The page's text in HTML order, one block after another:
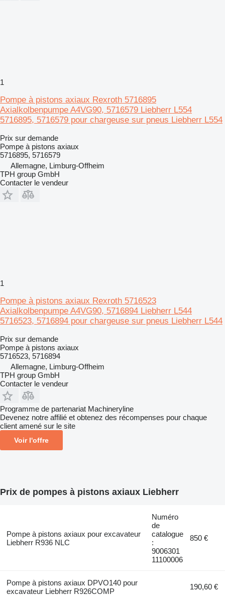
1
Pompe à pistons axiaux Rexroth 5716895
Axialkolbenpumpe A4VG90, 5716579 Liebherr L554
5716895, 5716579 pour chargeuse sur pneus Liebherr L554
Prix sur demande
Pompe à pistons axiaux
5716895, 5716579
Allemagne, Limburg-Offheim
TPH group GmbH
Contacter le vendeur
1
Pompe à pistons axiaux Rexroth 5716523
Axialkolbenpumpe A4VG90, 5716894 Liebherr L544
5716523, 5716894 pour chargeuse sur pneus Liebherr L544
Prix sur demande
Pompe à pistons axiaux
5716523, 5716894
Allemagne, Limburg-Offheim
TPH group GmbH
Contacter le vendeur
Programme de partenariat Machineryline
Devenez notre affilié et obtenez des récompenses pour chaque
client amené sur le site
Voir l'offre
Prix de pompes à pistons axiaux Liebherr
Pompe à pistons axiaux pour excavateur
Liebherr R936 NLC
Numéro
de
catalogue
:
9006301
11100006
850 €
Pompe à pistons axiaux DPVO140 pour
excavateur Liebherr R926COMP
190,60 €